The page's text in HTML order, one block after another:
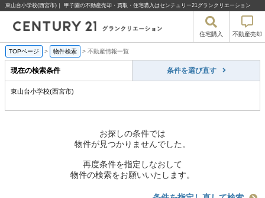
東山台小学校(西宮市)｜ 甲子園の不動産売却・買取・住宅購入はセンチュリー21グランクリエーション
住宅購入 不動産売却
TOPページ > 物件検索 > 不動産情報一覧
現在の検索条件 条件を選び直す
東山台小学校(西宮市)
お探しの条件では
物件が見つかりませんでした。
再度条件を指定しなおして
物件の検索をお願いいたします。